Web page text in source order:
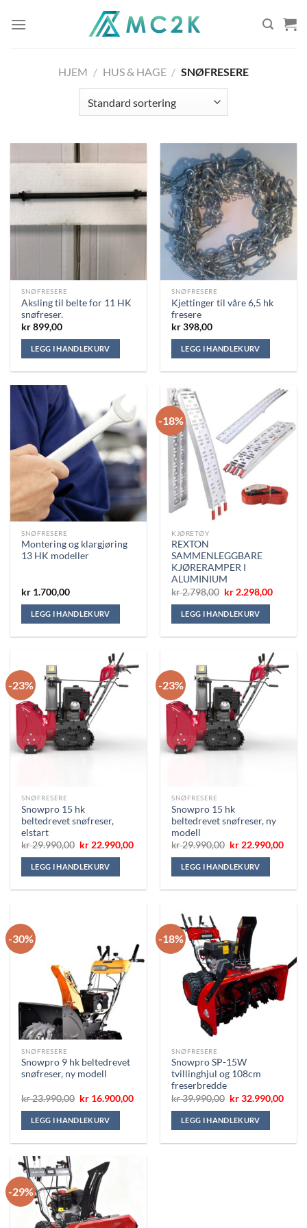
HJEM / HUS & HAGE / SNØFRESERE
SNØFRESERE
Aksling til belte for 11 HK
snøfreser.
kr899,00
LEGG I HANDLEKURV
SNØFRESERE
Kjettinger til våre 6,5 hk
fresere
kr398,00
LEGG I HANDLEKURV
SNØFRESERE
Montering og klargjøring
13 HK modeller
kr 1.700,00
LEGG I HANDLEKURV
-18%
KJØRETØY
REXTON
SAMMENLEGGBARE
KJØRERAMPER I
ALUMINIUM
kr2.798,00 Opprinnelig
var:
kr 2.798,00.
kr 2.298,00
LEGG I HANDLEKURV
-23%
SNØFRESERE
Snowpro 15 hk
beltedrevet snøfreser,
elstart
kr29.990,00 Opprinnelig
var:
kr 29.990,00.
kr 22.990,00Nåværende
kr 22.990,00.
LEGG I HANDLEKURV
-23%
SNØFRESERE
Snowpro 15 hk
beltedrevet snøfreser, ny
modell
kr29.990,00 Opprinnelig
var:
kr 29.990,00.
kr 22.990,00
LEGG I HANDLEKURV
-30%
SNØFRESERE
Snowpro 9 hk beltedrevet
snøfreser, ny modell
kr23.990,00 Opprinnelig
var:
kr 23.990,00.
kr 16.900,00Nåværende
kr 16.900,00.
LEGG I HANDLEKURV
-18%
SNØFRESERE
Snowpro SP-15W
tvillinghjul og 108cm
freserbredde
kr39.990,00 Opprinnelig
var:
kr 39.990,00.
kr32.990,00
LEGG I HANDLEKURV
-29%